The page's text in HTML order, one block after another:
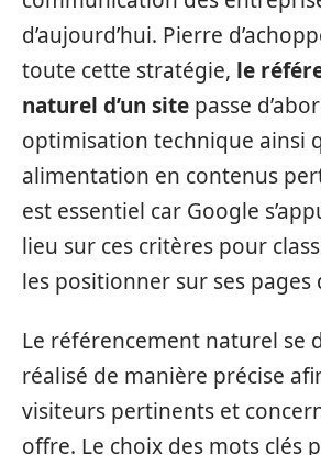
d’aujourd’hui. Pierre
toute cette stratégie, le
naturel d’un site passe
optimisation technique ainsi
alimentation en contenus
est essentiel car Google
lieu sur ces critères pour
les positionner sur ses pages
Le référencement naturel se
réalisé de manière précise
visiteurs pertinents et
offre. Le choix des mots clés